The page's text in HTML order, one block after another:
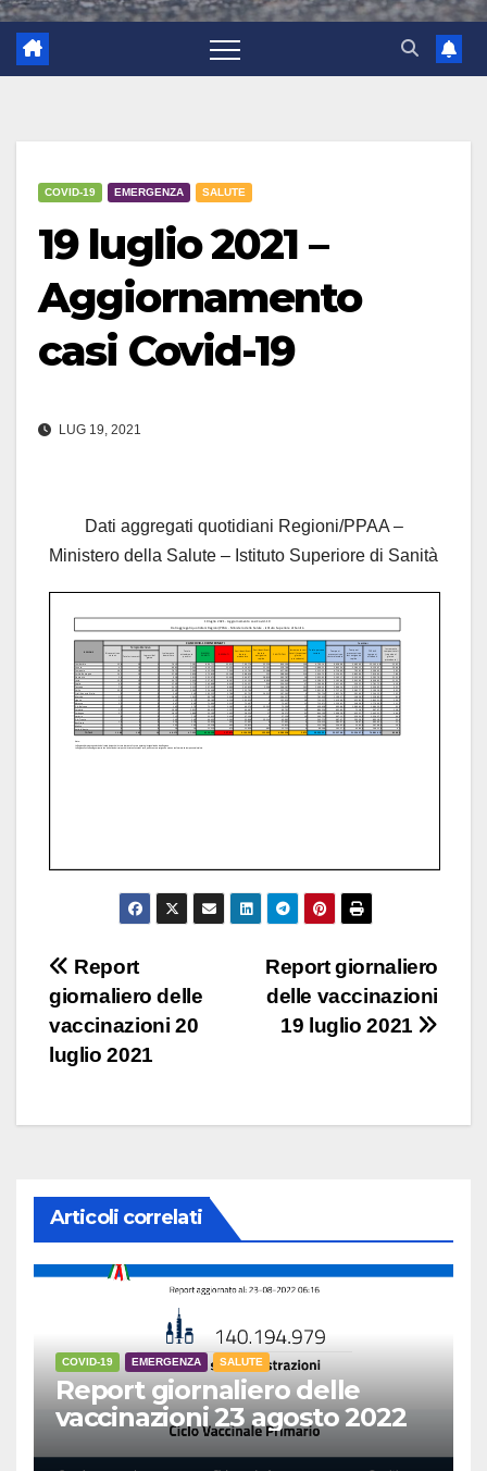
COVID-19 EMERGENZA SALUTE
19 luglio 2021 –
Aggiornamento
casi Covid-19
LUG 19, 2021
Dati aggregati quotidiani Regioni/PPAA –
Ministero della Salute – Istituto Superiore di Sanità
Navigazione
articoli
Report giornaliero
delle vaccinazioni
19 luglio 2021
Report
giornaliero delle
vaccinazioni 20
luglio 2021
Articoli correlati
COVID-19 EMERGENZA SALUTE
Report giornaliero delle
vaccinazioni 23 agosto 2022